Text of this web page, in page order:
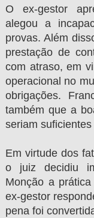
O ex-gestor
alegou a
provas. Além
prestação de
com atraso, em
operacional no
obrigações.
também que a
seriam
Em virtude dos
o juiz decidiu
Monção a
ex-gestor
pena foi